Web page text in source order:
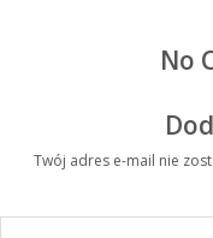
No
Twój adres e-mail nie